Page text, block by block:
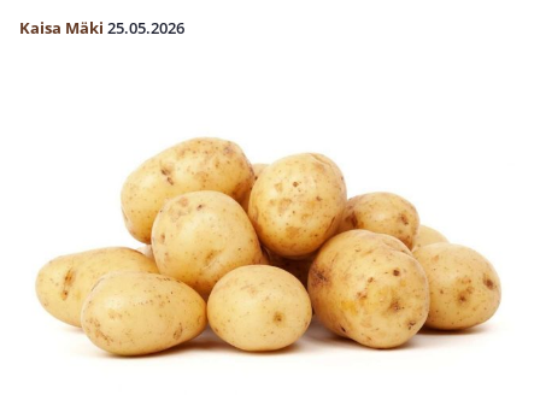
Kaisa Mäki 25.05.2026